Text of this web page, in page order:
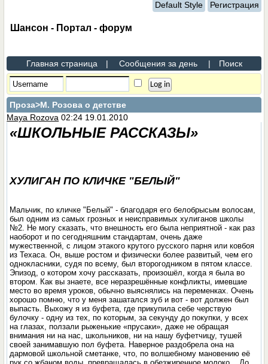
Default Style Регистрация
Шансон - Портал - форум
Главная страница | Сообщения за день | Поиск
Проза>М. Розова о детстве
Maya Rozova 02:24 19.01.2010
«ШКОЛЬНЫЕ РАССКАЗЫ»
ХУЛИГАН ПО КЛИЧКЕ "БЕЛЫЙ"
Мальчик, по кличке "Белый" - благодаря его белобрысым волосам,
был одним из самых грозных и неисправимых хулиганов школы
№2. Hе могу сказать, что внешность его была неприятной - как раз
наоборот и по сегодняшним стандартам, очень даже
мужественной, с лицом этакого крутого русского парня или ковбоя
из Техаса. Он, выше ростом и физически более развитый, чем его
однокласники, судя по всему, был второгодником в пятом классе.
Эпизод, о котором хочу рассказать, произошёл, когда я была во
втором. Как вы знаете, все неразрешённые конфликты, имевшие
место во время уроков, обычно выяснялись на переменках. Очень
хорошо помню, что у меня зашатался зуб и вот - вот должен был
выпасть. Выхожу я из буфета, где прикупила себе черствую
булочку - одну из тех, по которым, за секунду до покупки, у всех
на глазах, ползали рыженькие «прусаки», даже не обращая
внимания ни на нас, школьников, ни на нашу буфетчицу, тушей
своей занимaвшyю пол буфета. Наверное раздобрела она на
дармовой школьной сметанке, что, по волшебному мановению её